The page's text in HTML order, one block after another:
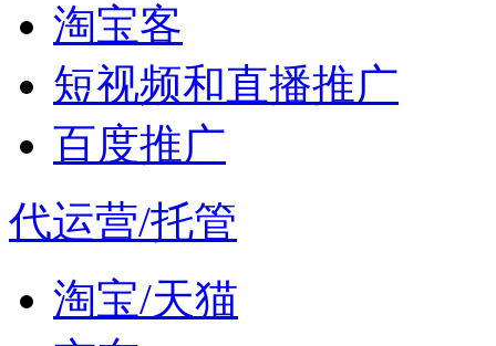
淘宝客
短视频和直播推广
百度推广
代运营/托管
淘宝/天猫